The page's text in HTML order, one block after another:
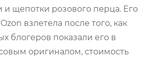
и щепотки розового перца. Его
взлетела после того, как
блогеров показали его в
оригиналом, стоимость